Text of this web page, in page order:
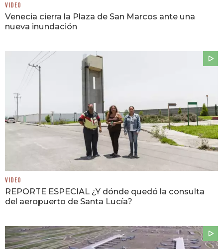
VIDEO
Venecia cierra la Plaza de San Marcos ante una
nueva inundación
VIDEO
REPORTE ESPECIAL ¿Y dónde quedó la consulta
del aeropuerto de Santa Lucía?